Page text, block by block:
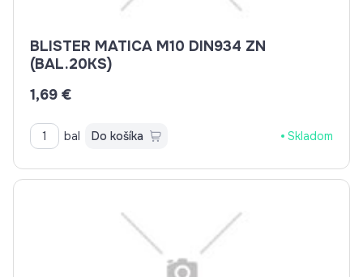
BLISTER MATICA M10 DIN934 ZN
(BAL.20KS)
1,69 €
bal Do košíka Skladom